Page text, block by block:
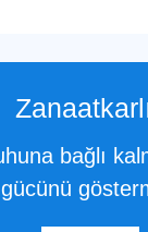
bağlı
gücünü